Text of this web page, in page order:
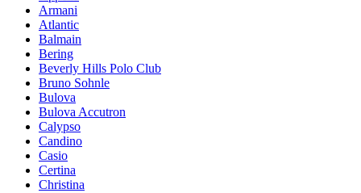
Armani
Atlantic
Balmain
Bering
Beverly Hills Polo Club
Bruno Sohnle
Bulova
Bulova Accutron
Calypso
Candino
Casio
Certina
Christina